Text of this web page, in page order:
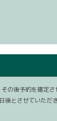
の後予約を確定さ
後とさせていただ